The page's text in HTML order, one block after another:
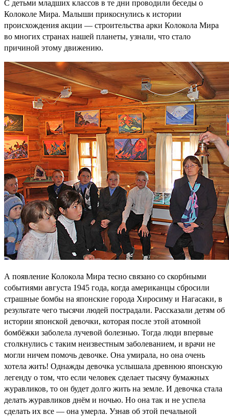
С детьми младших классов в те дни проводили беседы о
Колоколе Мира. Малыши прикоснулись к истории
происхождения акции — строительства арки Колокола Мира
во многих странах нашей планеты, узнали, что стало
причиной этому движению.
А появление Колокола Мира тесно связано со скорбными
событиями августа 1945 года, когда американцы сбросили
страшные бомбы на японские города Хиросиму и Нагасаки, в
результате чего тысячи людей пострадали. Рассказали детям об
истории японской девочки, которая после этой атомной
бомбёжки заболела лучевой болезнью. Тогда люди впервые
столкнулись с таким неизвестным заболеванием, и врачи не
могли ничем помочь девочке. Она умирала, но она очень
хотела жить! Однажды девочка услышала древнюю японскую
легенду о том, что если человек сделает тысячу бумажных
журавликов, то он будет долго жить на земле. И девочка стала
делать журавликов днём и ночью. Но она так и не успела
сделать их все — она умерла. Узнав об этой печальной